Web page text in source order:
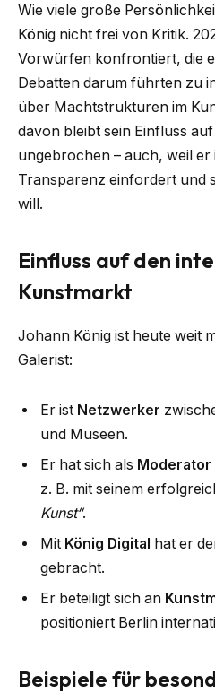
Wie viele große
König nicht frei von Kritik.
Vorwürfen konfrontiert, die
Debatten darum führten zu
über Machtstrukturen im
davon bleibt sein Einfluss
ungebrochen – auch, weil er
Transparenz einfordert und
will.
Einfluss auf den
Kunstmarkt
Johann König ist heute weit
Galerist:
Er ist Netzwerker
und Museen.
Er hat sich als Moderator
z. B. mit seinem
Kunst“.
Mit König Digital hat er
gebracht.
Er beteiligt sich an
positioniert Berlin
Beispiele für